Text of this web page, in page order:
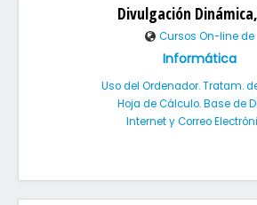
Divulgación
Cursos On-line de
Informática
Uso del Ordenador. Tratam.
Hoja de Cálculo. Base de
Internet y Correo